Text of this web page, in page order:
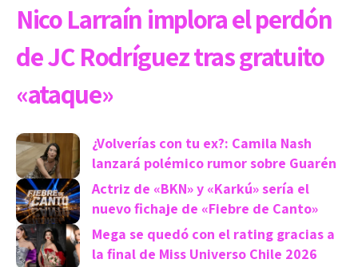
Nico Larraín implora el perdón
de JC Rodríguez tras gratuito
«ataque»
¿Volverías con tu ex?: Camila Nash
lanzará polémico rumor sobre Guarén
Actriz de «BKN» y «Karkú» sería el
nuevo fichaje de «Fiebre de Canto»
Mega se quedó con el rating gracias a
la final de Miss Universo Chile 2026